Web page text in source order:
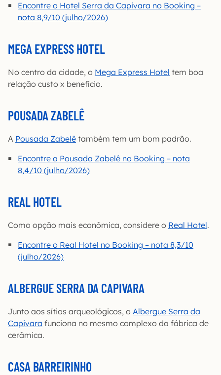
Encontre o Hotel Serra da Capivara no Booking –
nota 8,9/10 (julho/2026)
MEGA EXPRESS HOTEL
No centro da cidade, o Mega Express Hotel tem boa
relação custo x benefício.
POUSADA ZABELÊ
A Pousada Zabelê também tem um bom padrão.
Encontre a Pousada Zabelê no Booking – nota
8,4/10 (julho/2026)
REAL HOTEL
Como opção mais econômica, considere o Real Hotel.
Encontre o Real Hotel no Booking – nota 8,3/10
(julho/2026)
ALBERGUE SERRA DA CAPIVARA
Junto aos sítios arqueológicos, o Albergue Serra da
Capivara funciona no mesmo complexo da fábrica de
cerâmica.
CASA BARREIRINHO